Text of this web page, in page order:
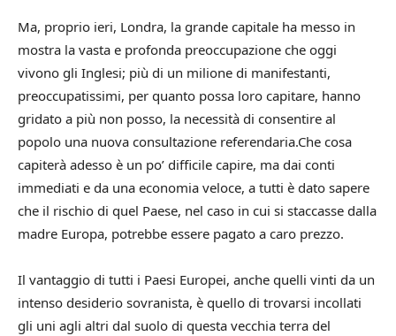
Ma, proprio ieri, Londra, la grande capitale ha messo in
mostra la vasta e profonda preoccupazione che oggi
vivono gli Inglesi; più di un milione di manifestanti,
preoccupatissimi, per quanto possa loro capitare, hanno
gridato a più non posso, la necessità di consentire al
popolo una nuova consultazione referendaria.Che cosa
capiterà adesso è un po’ difficile capire, ma dai conti
immediati e da una economia veloce, a tutti è dato sapere
che il rischio di quel Paese, nel caso in cui si staccasse dalla
madre Europa, potrebbe essere pagato a caro prezzo.
Il vantaggio di tutti i Paesi Europei, anche quelli vinti da un
intenso desiderio sovranista, è quello di trovarsi incollati
gli uni agli altri dal suolo di questa vecchia terra del